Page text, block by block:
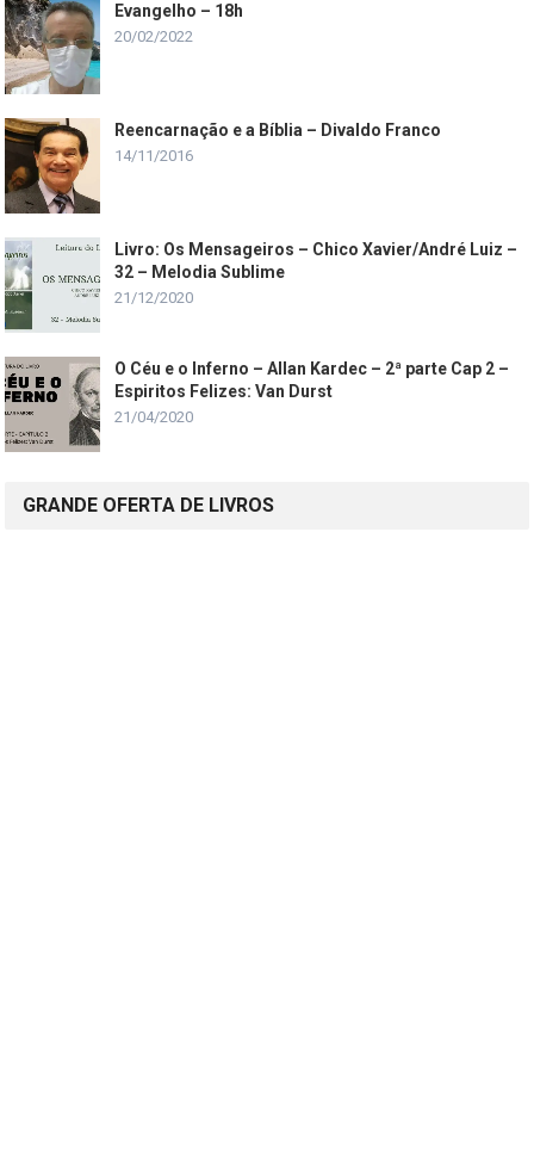
Evangelho – 18h
20/02/2022
Reencarnação e a Bíblia – Divaldo Franco
14/11/2016
Livro: Os Mensageiros – Chico Xavier/André Luiz –
32 – Melodia Sublime
21/12/2020
O Céu e o Inferno – Allan Kardec – 2ª parte Cap 2 –
Espiritos Felizes: Van Durst
21/04/2020
GRANDE OFERTA DE LIVROS